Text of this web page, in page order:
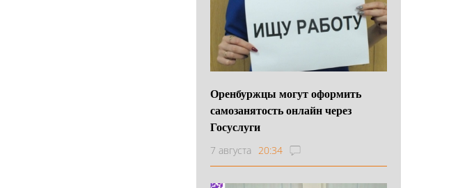
Оренбуржцы могут оформить
самозанятость онлайн через
Госуслуги
7 августа 20:34